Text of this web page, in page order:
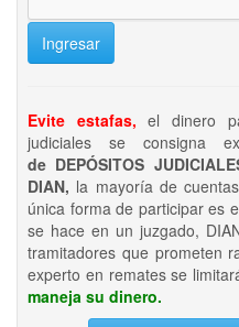
Ingresar
Evite estafas, el dinero
judiciales se consigna
de DEPÓSITOS
DIAN, la mayoría de
única forma de participar es
se hace en un juzgado,
tramitadores que prometen
experto en remates se
maneja su dinero.